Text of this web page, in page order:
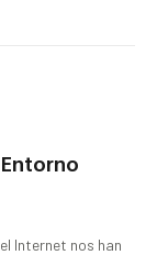
Internet nos han